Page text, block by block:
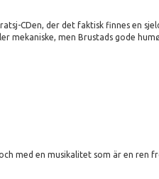
CDen, der det faktisk finnes en
mekaniske, men Brustads gode
med en musikalitet som är en ren